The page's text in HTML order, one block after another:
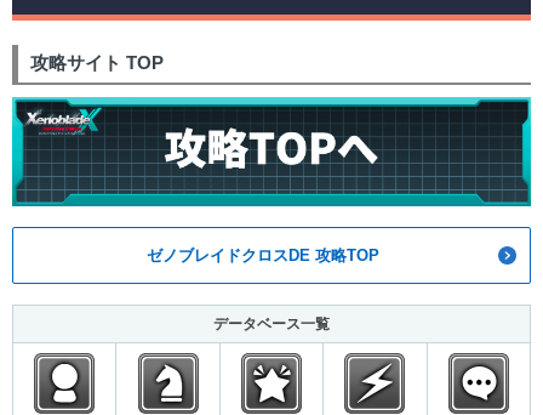
攻略サイト TOP
ゼノブレイドクロスDE 攻略TOP
データベース一覧